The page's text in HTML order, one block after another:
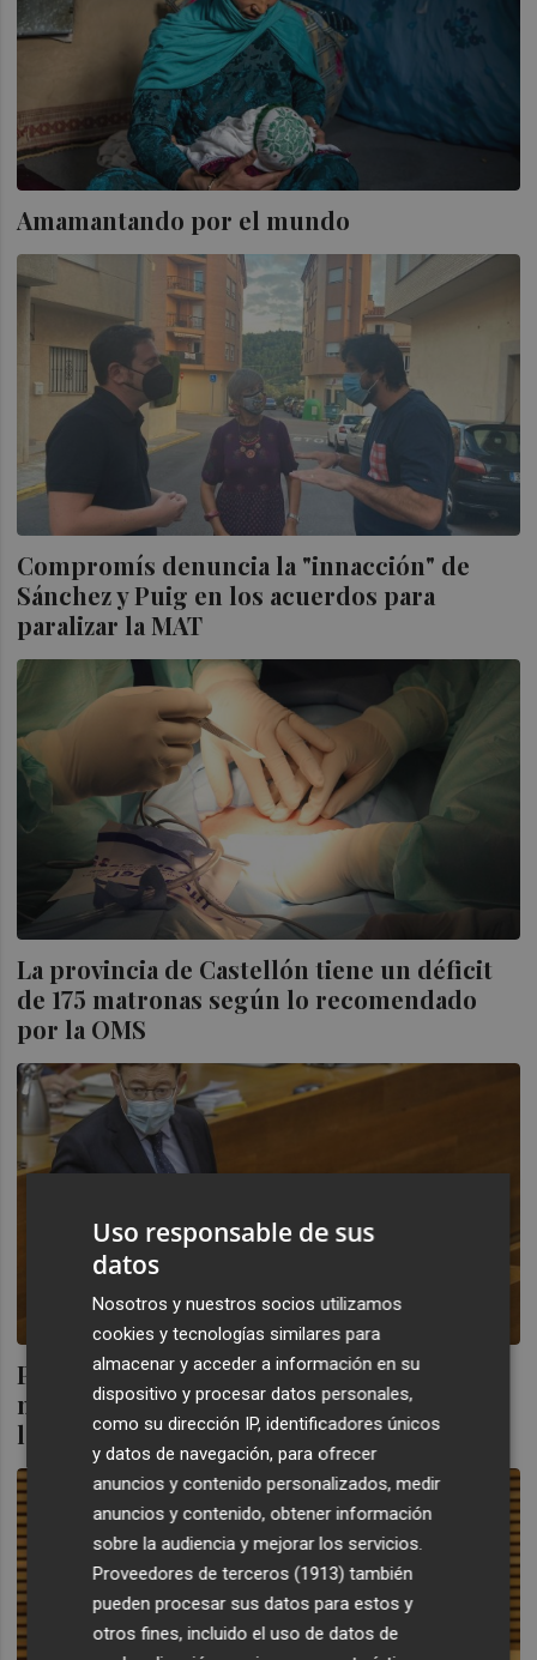
Amamantando por el mundo
Compromís denuncia la "innacción" de
Sánchez y Puig en los acuerdos para
paralizar la MAT
La provincia de Castellón tiene un déficit
de 175 matronas según lo recomendado
por la OMS
Puig garantiza a UP que todas las
macroplantas energéticas "deben cumplir
la normativa
Uso responsable de sus
datos
Nosotros y nuestros socios utilizamos
cookies y tecnologías similares para
almacenar y acceder a información en su
dispositivo y procesar datos personales,
como su dirección IP, identificadores únicos
y datos de navegación, para ofrecer
anuncios y contenido personalizados, medir
anuncios y contenido, obtener información
sobre la audiencia y mejorar los servicios.
Proveedores de terceros (1913) también
pueden procesar sus datos para estos y
otros fines, incluido el uso de datos de